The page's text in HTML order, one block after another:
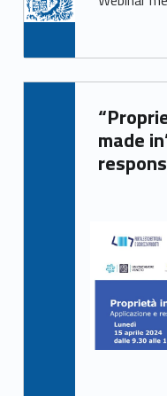
“Proprietà intellettuale e
made